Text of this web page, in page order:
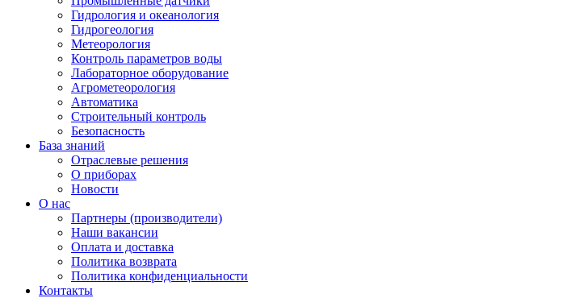
Гидрология и океанология
Гидрогеология
Метеорология
Контроль параметров воды
Лабораторное оборудование
Агрометеорология
Автоматика
Строительный контроль
Безопасность
База знаний
Отраслевые решения
О приборах
Новости
О нас
Партнеры (производители)
Наши вакансии
Оплата и доставка
Политика возврата
Политика конфиденциальности
Контакты